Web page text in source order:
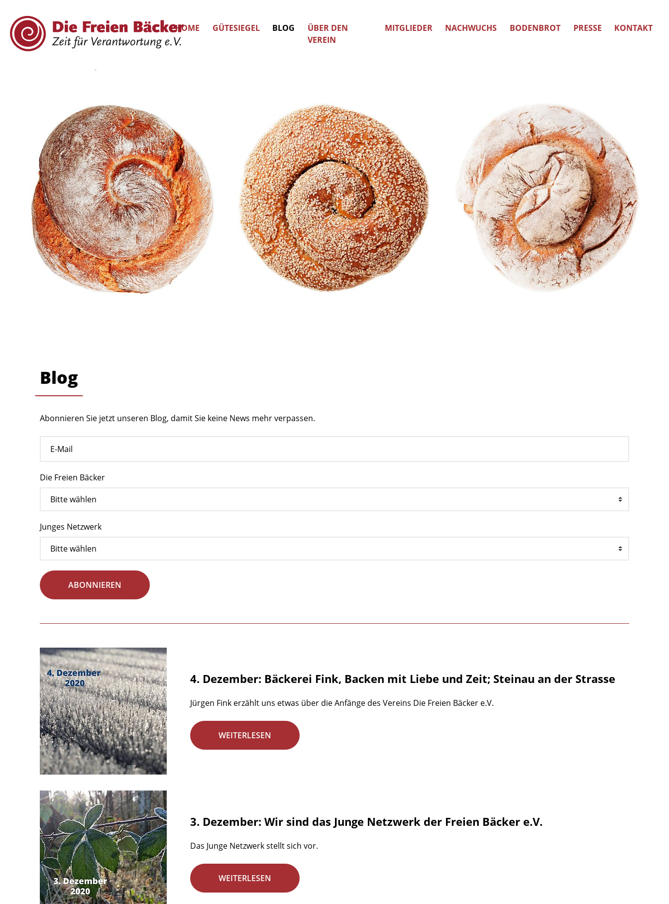
HOME GÜTESIEGEL BLOG
ÜBER DEN
VEREIN
MITGLIEDER NACHWUCHS BODENBROT PRESSE KONTAKT
Blog
Abonnieren Sie jetzt unseren Blog, damit Sie keine News mehr verpassen.
Die Freien Bäcker
Junges Netzwerk
ABONNIEREN
4. Dezember: Bäckerei Fink, Backen mit Liebe und Zeit; Steinau an der Strasse
Jürgen Fink erzählt uns etwas über die Anfänge des Vereins Die Freien Bäcker e.V.
WEITERLESEN
3. Dezember: Wir sind das Junge Netzwerk der Freien Bäcker e.V.
Das Junge Netzwerk stellt sich vor.
WEITERLESEN